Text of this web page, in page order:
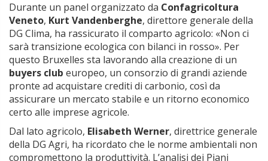
Durante un panel organizzato da Confagricoltura
Veneto, Kurt Vandenberghe, direttore generale della
DG Clima, ha rassicurato il comparto agricolo: «Non ci
sarà transizione ecologica con bilanci in rosso». Per
questo Bruxelles sta lavorando alla creazione di un
buyers club europeo, un consorzio di grandi aziende
pronte ad acquistare crediti di carbonio, così da
assicurare un mercato stabile e un ritorno economico
certo alle imprese agricole.
Dal lato agricolo, Elisabeth Werner, direttrice generale
della DG Agri, ha ricordato che le norme ambientali non
compromettono la produttività. L’analisi dei Piani